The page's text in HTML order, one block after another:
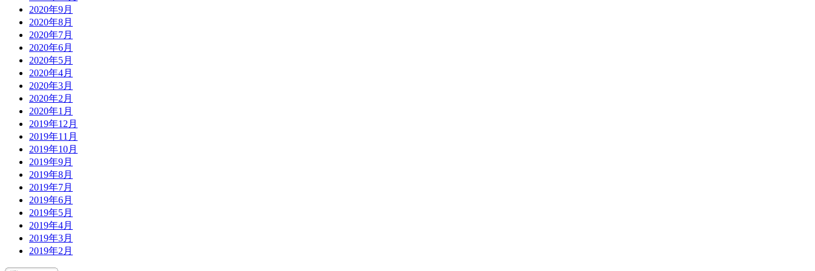
2020年9月
2020年8月
2020年7月
2020年6月
2020年5月
2020年4月
2020年3月
2020年2月
2020年1月
2019年12月
2019年11月
2019年10月
2019年9月
2019年8月
2019年7月
2019年6月
2019年5月
2019年4月
2019年3月
2019年2月